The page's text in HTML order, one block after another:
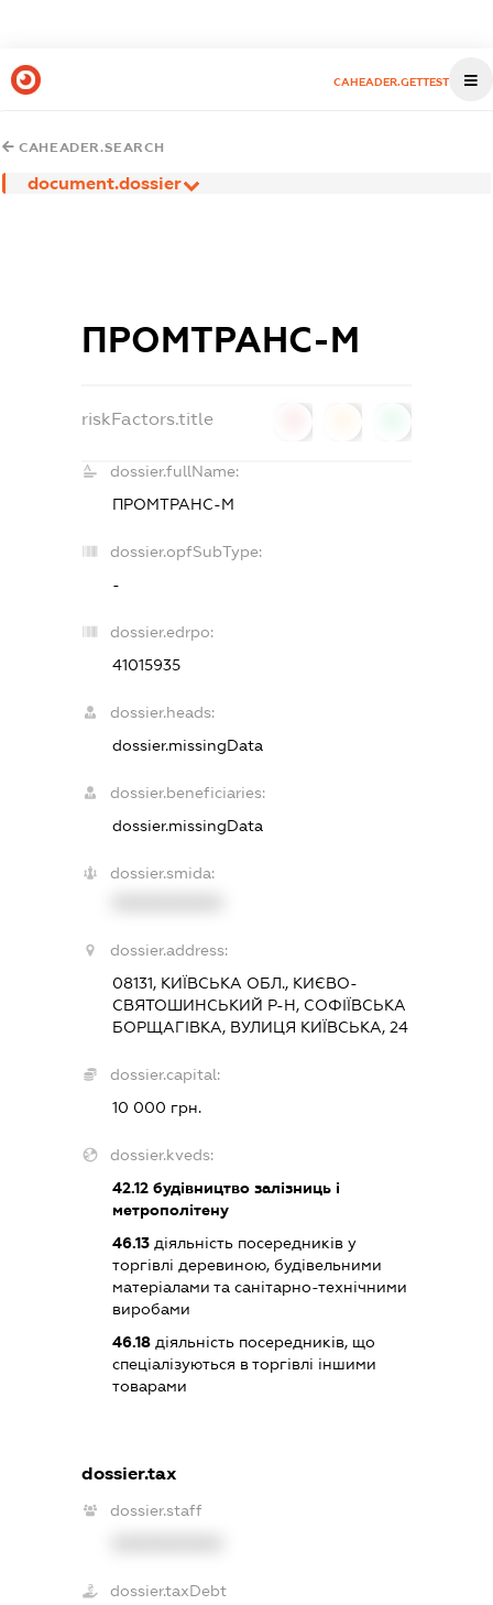
CAHEADER.GETTEST
CAHEADER.SEARCH
document.dossier
ПРОМТРАНС-М
riskFactors.title
dossier.fullName:
ПРОМТРАНС-М
dossier.opfSubType:
-
dossier.edrpo:
41015935
dossier.heads:
dossier.missingData
dossier.beneficiaries:
dossier.missingData
dossier.smida:
dossier.address:
08131, КИЇВСЬКА ОБЛ., КИЄВО-
СВЯТОШИНСЬКИЙ Р-Н, СОФІЇВСЬКА
БОРЩАГІВКА, ВУЛИЦЯ КИЇВСЬКА, 24
dossier.capital:
10 000 грн.
dossier.kveds:
42.12 будівництво залізниць і
метрополітену
46.13 діяльність посередників у
торгівлі деревиною, будівельними
матеріалами та санітарно-технічними
виробами
46.18 діяльність посередників, що
спеціалізуються в торгівлі іншими
товарами
dossier.tax
dossier.staff
dossier.taxDebt